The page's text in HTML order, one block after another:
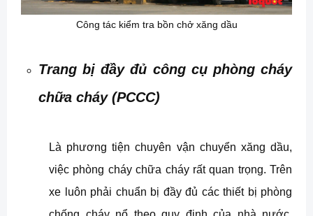
Công tác kiểm tra bồn chở xăng dầu
Trang bị đầy đủ công cụ phòng cháy
chữa cháy (PCCC)
Là phương tiện chuyên vận chuyển xăng dầu,
việc phòng cháy chữa cháy rất quan trọng. Trên
xe luôn phải chuẩn bị đầy đủ các thiết bị phòng